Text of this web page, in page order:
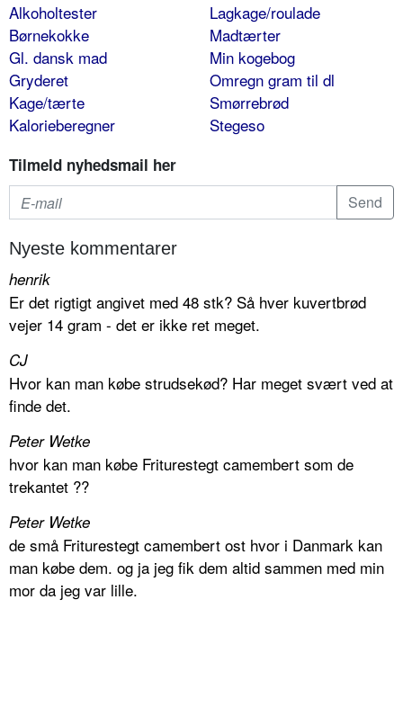
Alkoholtester
Børnekokke
Gl. dansk mad
Gryderet
Kage/tærte
Kalorieberegner
Lagkage/roulade
Madtærter
Min kogebog
Omregn gram til dl
Smørrebrød
Stegeso
Tilmeld nyhedsmail her
Nyeste kommentarer
henrik
Er det rigtigt angivet med 48 stk? Så hver kuvertbrød
vejer 14 gram - det er ikke ret meget.
CJ
Hvor kan man købe strudsekød? Har meget svært ved at
finde det.
Peter Wetke
hvor kan man købe Friturestegt camembert som de
trekantet ??
Peter Wetke
de små Friturestegt camembert ost hvor i Danmark kan
man købe dem. og ja jeg fik dem altid sammen med min
mor da jeg var lille.